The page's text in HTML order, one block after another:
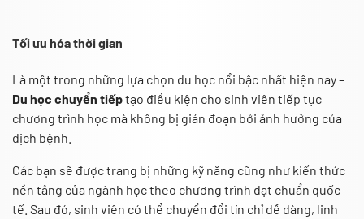
Tối ưu hóa thời gian
Là một trong những lựa chọn du học nổi bậc nhất hiện nay –
Du học chuyển tiếptạo điều kiện cho sinh viên tiếp tục
chương trình học mà không bị gián đoạn bởi ảnh hưởng của
dịch bệnh.
Các bạn sẽ được trang bị những kỹ năng cũng như kiến thức
nền tảng của ngành học theo chương trình đạt chuẩn quốc
tế. Sau đó, sinh viên có thể chuyển đổi tín chỉ dễ dàng, linh